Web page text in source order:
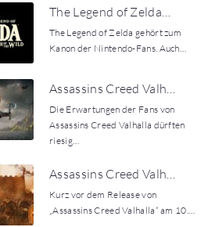
The Legend of Zelda…
The Legend of Zelda gehört zum
Kanon der Nintendo-Fans. Auch…
Assassins Creed Valh…
Die Erwartungen der Fans von
Assassins Creed Valhalla dürften
riesig…
Assassins Creed Valh…
Kurz vor dem Release von
„Assassins Creed Valhalla“ am 10.…